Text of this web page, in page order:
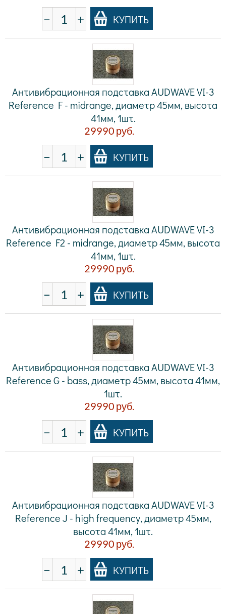
− + КУПИТЬ
Антивибрационная подставка AUDWAVE VI-3
Reference F - midrange, диаметр 45мм, высота
41мм, 1шт.
29990 руб.
− + КУПИТЬ
Антивибрационная подставка AUDWAVE VI-3
Reference F2 - midrange, диаметр 45мм, высота
41мм, 1шт.
29990 руб.
− + КУПИТЬ
Антивибрационная подставка AUDWAVE VI-3
Reference G - bass, диаметр 45мм, высота 41мм,
1шт.
29990 руб.
− + КУПИТЬ
Антивибрационная подставка AUDWAVE VI-3
Reference J - high frequency, диаметр 45мм,
высота 41мм, 1шт.
29990 руб.
− + КУПИТЬ